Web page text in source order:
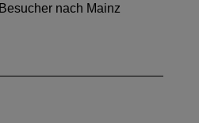
nach Mainz